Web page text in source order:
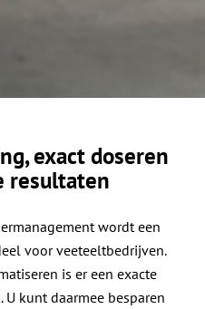
exact doseren
resultaten
wordt een
voor veeteeltbedrijven.
is er een exacte
kunt daarmee besparen